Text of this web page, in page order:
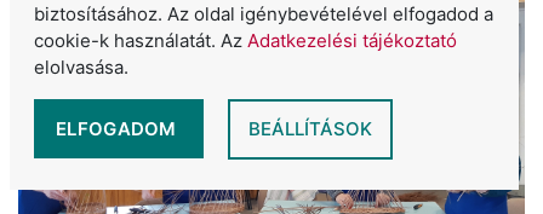
biztosításához. Az oldal igénybevételével elfogadod a
cookie-k használatát. Az Adatkezelési tájékoztató
elolvasása.
ELFOGADOM BEÁLLÍTÁSOK